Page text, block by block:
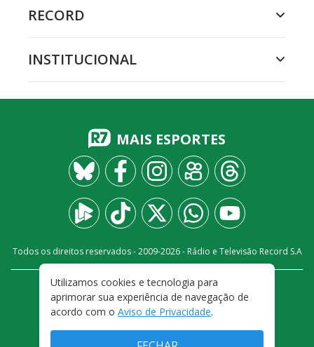
RECORD
INSTITUCIONAL
MAIS ESPORTES
Todos os direitos reservados - 2009-2026- Rádio e Televisão Record S.A
FALE CONOSCO
PRIVACIDADE
TERMOS E CONDIÇÕES DE USO
Utilizamos cookies e tecnologia para
aprimorar sua experiência de navegação de
acordo com o Aviso de Privacidade.